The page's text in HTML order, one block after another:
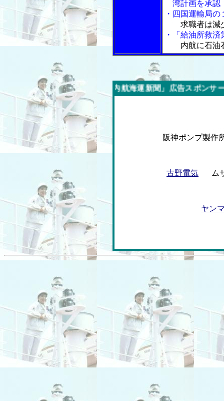
湾計画を承認
・四国運輸局
求職者は減
・「給油所救済
内航に石油
今週の「内航海運新聞」広告スポンサー企業
阪神ポンプ製
古野電気 ム
ヤン